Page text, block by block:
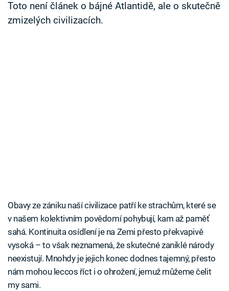
Sledujte nás
Toto není článek o bájné Atlantidě, ale o skutečně
zmizelých civilizacích.
Obavy ze zániku naší civilizace patří ke strachům, které se
v našem kolektivním povědomí pohybují, kam až paměť
sahá. Kontinuita osídlení je na Zemi přesto překvapivě
vysoká – to však neznamená, že skutečné zaniklé národy
neexistují. Mnohdy je jejich konec dodnes tajemný, přesto
nám mohou leccos říct i o ohrožení, jemuž můžeme čelit
my sami.